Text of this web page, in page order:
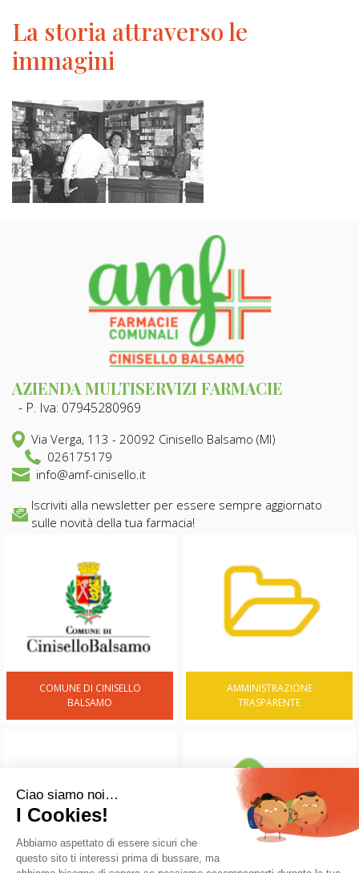
La storia attraverso le
immagini
AZIENDA MULTISERVIZI FARMACIE
- P. Iva: 07945280969
Via Verga, 113 - 20092 Cinisello Balsamo (MI)
026175179
info@amf-cinisello.it
Iscriviti alla newsletter per essere sempre aggiornato
sulle novità della tua farmacia!
COMUNE DI CINISELLO
BALSAMO
AMMINISTRAZIONE
TRASPARENTE
Ciao siamo noi…
I Cookies!
Abbiamo aspettato di essere sicuri che
questo sito ti interessi prima di bussare, ma